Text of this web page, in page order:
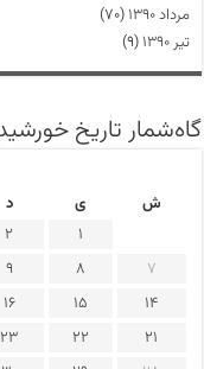
مرداد ۱۳۹۰
(۷۰)
تیر ۱۳۹۰
(۹)
گاه‌شمار تاریخ
ش
ی د
1
2
7
8
9
14
15
16
21
22
23